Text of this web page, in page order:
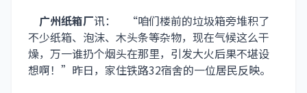
广州纸箱厂讯： “咱们楼前的垃圾箱旁堆积了
不少纸箱、泡沫、木头条等杂物，现在气候这么干
燥，万一谁扔个烟头在那里，引发大火后果不堪设
想啊！”昨日，家住铁路32宿舍的一位居民反映。